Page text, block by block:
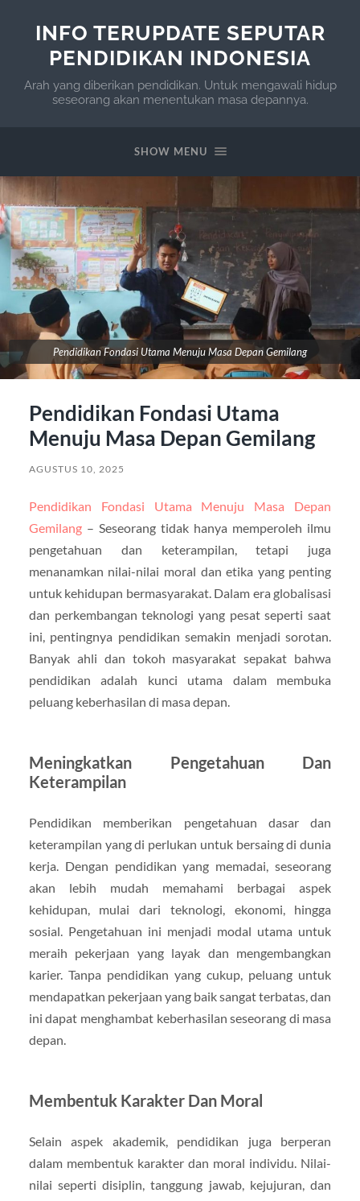
INFO TERUPDATE SEPUTAR
PENDIDIKAN INDONESIA
Arah yang diberikan pendidikan. Untuk mengawali hidup
seseorang akan menentukan masa depannya.
SHOW MENU
Pendidikan Fondasi Utama Menuju Masa Depan Gemilang
Pendidikan Fondasi Utama
Menuju Masa Depan Gemilang
AGUSTUS 10, 2025
Pendidikan Fondasi Utama Menuju Masa Depan
Gemilang– Seseorang tidak hanya memperoleh ilmu
pengetahuan dan keterampilan, tetapi juga
menanamkan nilai-nilai moral dan etika yang penting
untuk kehidupan bermasyarakat. Dalam era globalisasi
dan perkembangan teknologi yang pesat seperti saat
ini, pentingnya pendidikan semakin menjadi sorotan.
Banyak ahli dan tokoh masyarakat sepakat bahwa
pendidikan adalah kunci utama dalam membuka
peluang keberhasilan di masa depan.
Meningkatkan Pengetahuan Dan
Keterampilan
Pendidikan memberikan pengetahuan dasar dan
keterampilan yang di perlukan untuk bersaing di dunia
kerja. Dengan pendidikan yang memadai, seseorang
akan lebih mudah memahami berbagai aspek
kehidupan, mulai dari teknologi, ekonomi, hingga
sosial. Pengetahuan ini menjadi modal utama untuk
meraih pekerjaan yang layak dan mengembangkan
karier. Tanpa pendidikan yang cukup, peluang untuk
mendapatkan pekerjaan yang baik sangat terbatas, dan
ini dapat menghambat keberhasilan seseorang di masa
depan.
Membentuk Karakter Dan Moral
Selain aspek akademik, pendidikan juga berperan
dalam membentuk karakter dan moral individu. Nilai-
nilai seperti disiplin, tanggung jawab, kejujuran, dan